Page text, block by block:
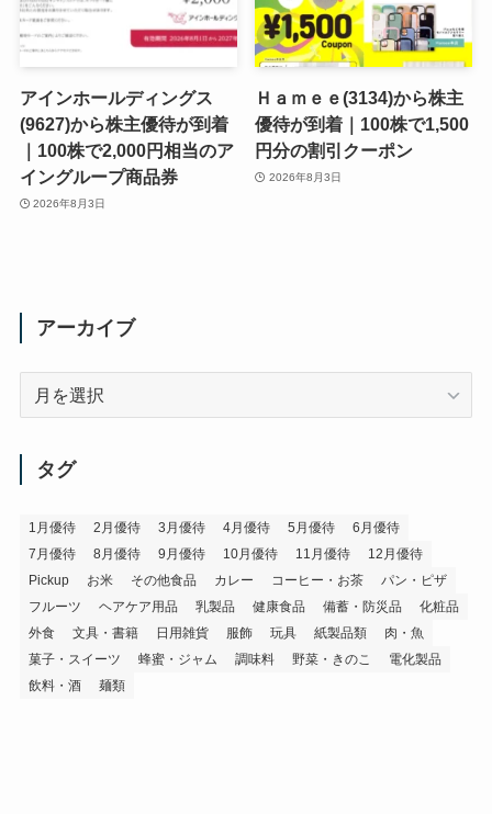
アインホールディングス
(9627)から株主優待が到着
｜100株で2,000円相当のア
イングループ商品券
2026年8月3日
Ｈａｍｅｅ(3134)から株主
優待が到着｜100株で1,500
円分の割引クーポン
2026年8月3日
アーカイブ
タグ
1月優待 2月優待 3月優待 4月優待 5月優待
6月優待
7月優待
8月優待 9月優待 10月優待 11月優待
12月優待
Pickup
お米 その他食品 カレー コーヒー・お茶
パン・ピザ
フルーツ
ヘアケア用品 乳製品 健康食品 備蓄・防災品
化粧品
外食
文具・書籍 日用雑貨 服飾 玩具 紙製品類
肉・魚
菓子・スイーツ
蜂蜜・ジャム 調味料 野菜・きのこ
電化製品
飲料・酒
麺類